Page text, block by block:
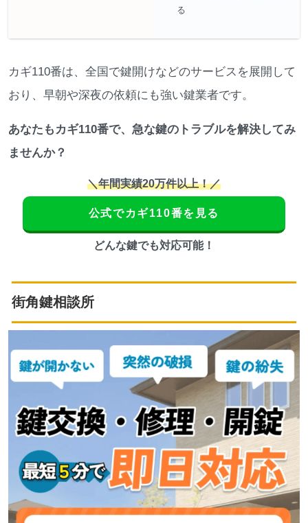
る
カギ110番は、全国で鍵開けなどのサービスを展開して
おり、早朝や深夜の依頼にも強い鍵業者です。
あなたもカギ110番で、急な鍵のトラブルを解決してみ
ませんか？
＼年間実績20万件以上！／
公式でカギ110番を見る
どんな鍵でも対応可能！
街角鍵相談所